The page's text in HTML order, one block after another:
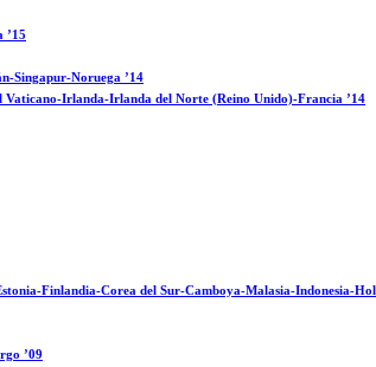
’15
Singapur-Noruega ’14
Vaticano-Irlanda-Irlanda del Norte (Reino Unido)-Francia ’14
Finlandia-Corea del Sur-Camboya-Malasia-Indonesia-
’09